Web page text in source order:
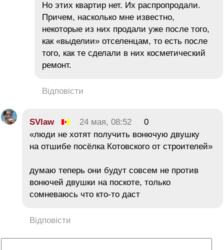
Но этих квартир нет. Их распропродали.
Причем, насколько мне известно,
некоторые из них продали уже после того,
как «выделии» отселенцам, то есть после
того, как те сделали в них косметический
ремонт.
Відповісти
SVlaw 24 мая, 08:52
0
«люди не хотят получить вонючую двушку
на отшибе посёлка Котовского от строителей»
думаю теперь они будут совсем не против
вонючей двушки на поскоте, только
сомневаюсь что кто-то даст
Відповісти